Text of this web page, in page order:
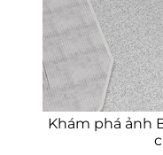
Khám phá ảnh